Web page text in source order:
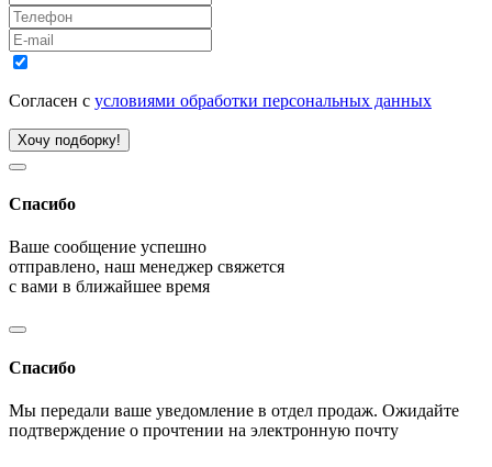
Согласен с условиями обработки персональных данных
Хочу подборку!
Спасибо
Ваше сообщение успешно
отправлено, наш менеджер свяжется
с вами в ближайшее время
Спасибо
Мы передали ваше уведомление в отдел продаж. Ожидайте
подтверждение о прочтении на электронную почту